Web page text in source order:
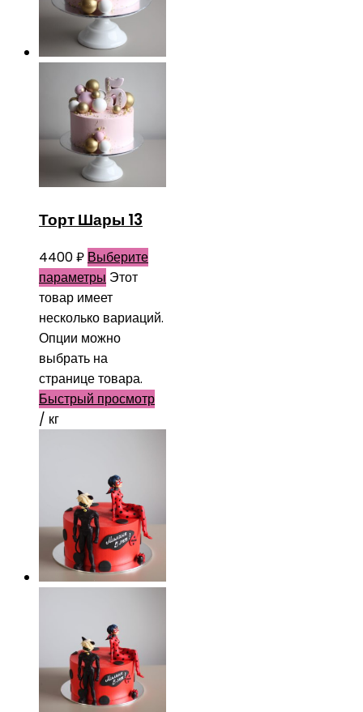
Торт Шары 13
4400₽ Выберите
параметры Этот
товар имеет
несколько вариаций.
Опции можно
выбрать на
странице товара.
Быстрый просмотр
/ кг